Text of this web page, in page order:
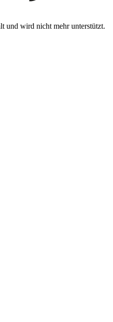
und wird nicht mehr unterstützt.